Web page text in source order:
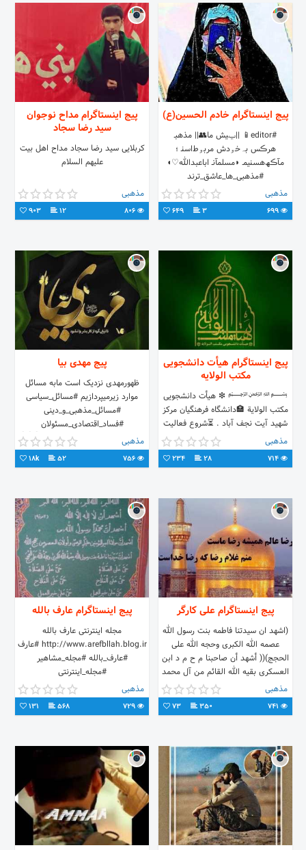
پیج اینستاگرام خادم الحسین(ع)
#editor📱 ||ݐیش ما👥|| مذهبـ
هر‌ڪس بہ‌خۅدش‌ مربۅط‌اسٺـ ؛
مـآڪھ‌هسٺیمـ ◗مسلمآنـ اباعبدالله♡◖
#مذهبی_ها_عاشق_ترند
#موفقیت_اتفاقی_نیست_انتخابی_است
مذهبی
3
649
پیج اینستاگرام مداح نوجوان
سید رضا سجاد
کربلایی سید رضا سجاد مداح اهل بیت
علیهم السلام‌
مذهبی
12
903
پیج اینستاگرام هیأت دانشجویی
مکتب الولایه
﷽ ❇ هیأت دانشجویی
مکتب الولایة 🏣دانشگاه فرهنگیان مرکز
شهید آیت نجف آباد . ⏳شروع فعالیت
صفحه : ۱۵ رمضان ۱۴۴۰ . #یازهرا_س .
💫ما حسینی شده ز دولت حسنیم❤
zil.ink/h_mkvelayat
مذهبی
28
234
پیج مهدی بیا
ظهورمهدی نزدیک است مابه مسائل
موارد زیرمیپردازیم #مسائل_سیاسی
#مسائل_مذهبی_و_دینی
#فساد_اقتصادی_مسئولان
#اسرائیل_شناسی کانال تلگرام ما👇👇👇
👇👇👇🚨🚨🚨🚨🚨🚨
مذهبی
52
18k
پیج اینستاگرام علی کارگر
(اشهد ان سیدتنا فاطمه بنت رسول الله
عصمه الله الکبری وحجه الله علی
الحجج)(( أشهد أن صاحبنا م ح م د ابن
العسکری بقیه الله القائم من آل محمد
((عج))
مذهبی
350
73
پیج اینستاگرام عارف بالله
مجله اینترنتی عارف بالله
http://www.arefbllah.blog.ir #عارف
#عارف_بالله #مجله_مشاهير
#مجله_اینترنتی
مذهبی
568
131